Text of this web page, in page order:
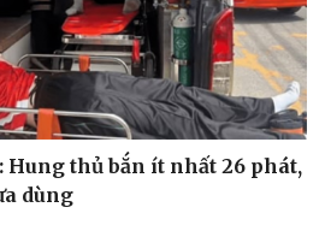
Hung thủ bắn ít nhất 26 phát,
dùng